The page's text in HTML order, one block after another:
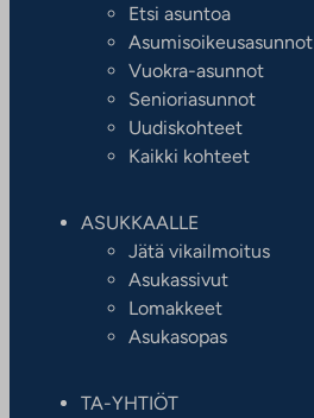
Etsi asuntoa
Asumisoikeusasunnot
Vuokra-asunnot
Senioriasunnot
Uudiskohteet
Kaikki kohteet
ASUKKAALLE
Jätä vikailmoitus
Asukassivut
Lomakkeet
Asukasopas
TA-YHTIÖT